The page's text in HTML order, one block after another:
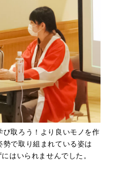
取ろう！より良いモノを作
で取り組まれている姿は
はいられませんでした。